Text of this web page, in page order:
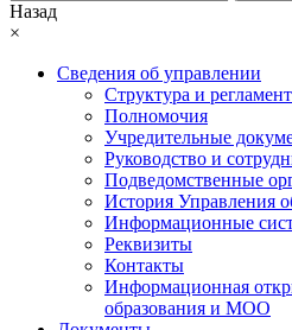
Назад
×
Сведения об управлении
Структура и
Полномочия
Учредительные
Руководство и
Подведомственные
История Управления
Информационные
Реквизиты
Контакты
Информационная
образования и МОО